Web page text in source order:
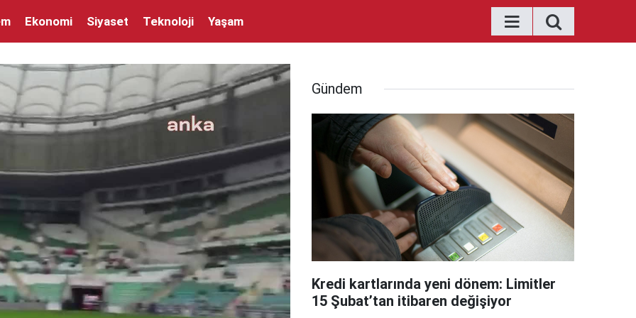
Ekonomi Siyaset Teknoloji Yaşam
Gündem
Kredi kartlarında yeni dönem: Limitler
15 Şubat’tan itibaren değişiyor